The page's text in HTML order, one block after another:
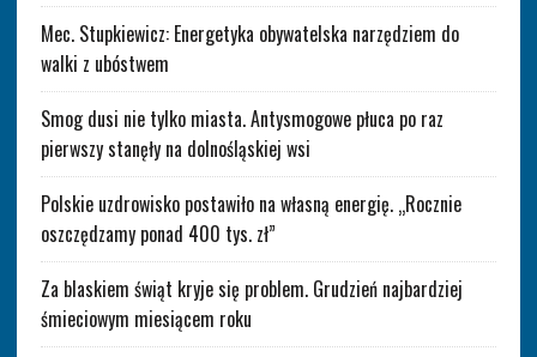
Mec. Stupkiewicz: Energetyka obywatelska narzędziem do
walki z ubóstwem
Smog dusi nie tylko miasta. Antysmogowe płuca po raz
pierwszy stanęły na dolnośląskiej wsi
Polskie uzdrowisko postawiło na własną energię. „Rocznie
oszczędzamy ponad 400 tys. zł”
Za blaskiem świąt kryje się problem. Grudzień najbardziej
śmieciowym miesiącem roku